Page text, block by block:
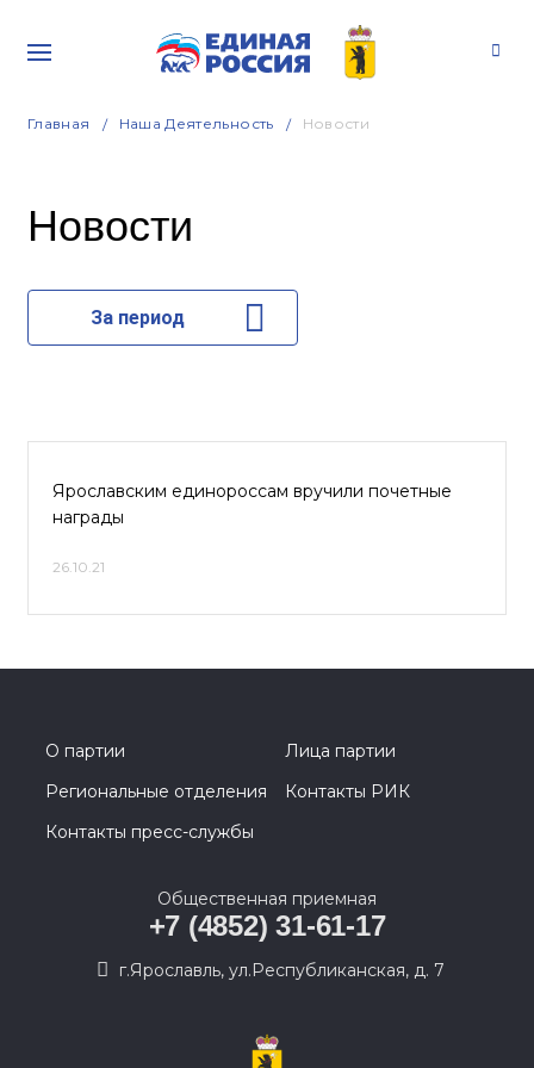
Главная Наша Деятельность Новости
Новости
За период
Ярославским единороссам вручили почетные
награды
26.10.21
О партии
Лица партии
Региональные отделения
Контакты РИК
Контакты пресс-службы
Общественная приемная
+7 (4852) 31-61-17
г.Ярославль, ул.Республиканская, д. 7